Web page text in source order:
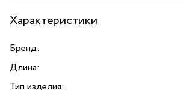
Характеристики
Бренд:
Длина:
Тип изделия: